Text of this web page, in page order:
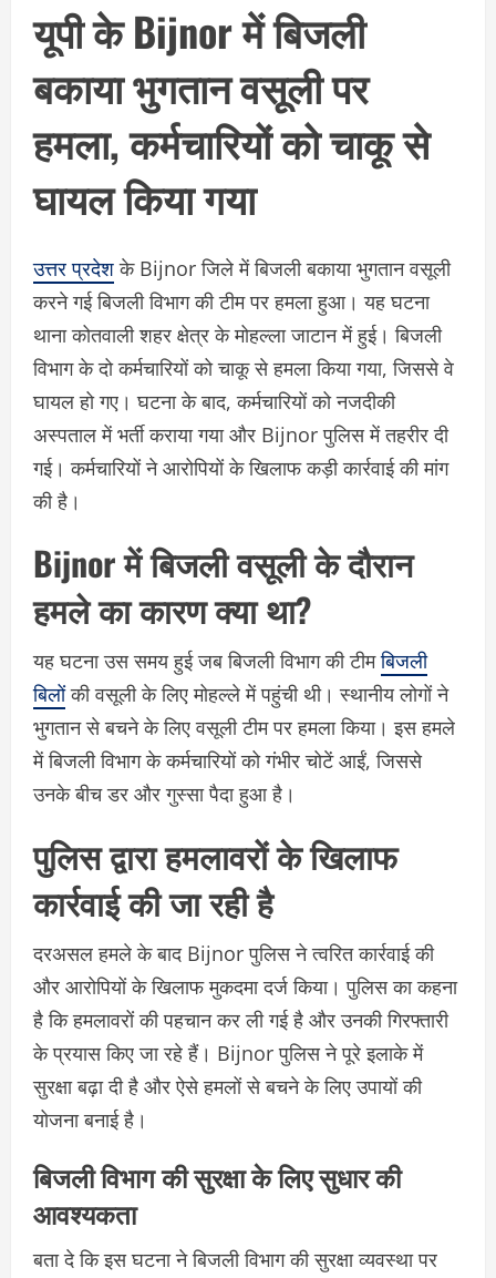
यूपी के Bijnor में बिजली
बकाया भुगतान वसूली पर
हमला, कर्मचारियों को चाकू से
घायल किया गया
उत्तर प्रदेशके Bijnor जिले में बिजली बकाया भुगतान वसूली
करने गई बिजली विभाग की टीम पर हमला हुआ। यह घटना
थाना कोतवाली शहर क्षेत्र के मोहल्ला जाटान में हुई। बिजली
विभाग के दो कर्मचारियों को चाकू से हमला किया गया, जिससे वे
घायल हो गए। घटना के बाद, कर्मचारियों को नजदीकी
अस्पताल में भर्ती कराया गया और Bijnor पुलिस में तहरीर दी
गई। कर्मचारियों ने आरोपियों के खिलाफ कड़ी कार्रवाई की मांग
की है।
Bijnor में बिजली वसूली के दौरान
हमले का कारण क्या था?
यह घटना उस समय हुई जब बिजली विभाग की टीमबिजली
बिलोंकी वसूली के लिए मोहल्ले में पहुंची थी। स्थानीय लोगों ने
भुगतान से बचने के लिए वसूली टीम पर हमला किया। इस हमले
में बिजली विभाग के कर्मचारियों को गंभीर चोटें आईं, जिससे
उनके बीच डर और गुस्सा पैदा हुआ है।
पुलिस द्वारा हमलावरों के खिलाफ
कार्रवाई की जा रही है
दरअसल हमले के बाद Bijnor पुलिस ने त्वरित कार्रवाई की
और आरोपियों के खिलाफ मुकदमा दर्ज किया। पुलिस का कहना
है कि हमलावरों की पहचान कर ली गई है और उनकी गिरफ्तारी
के प्रयास किए जा रहे हैं। Bijnor पुलिस ने पूरे इलाके में
सुरक्षा बढ़ा दी है और ऐसे हमलों से बचने के लिए उपायों की
योजना बनाई है।
बिजली विभाग की सुरक्षा के लिए सुधार की
आवश्यकता
बता दे कि इस घटना ने बिजली विभाग की सुरक्षा व्यवस्था पर